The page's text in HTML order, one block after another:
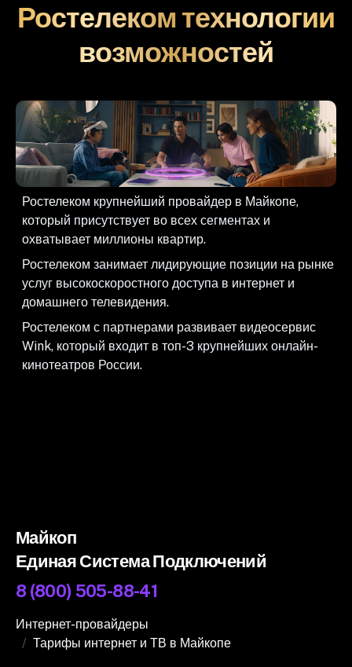
Ростелеком технологии
возможностей
Ростелеком крупнейший провайдер в Майкопе,
который присутствует во всех сегментах и
охватывает миллионы квартир.
Ростелеком занимает лидирующие позиции на рынке
услуг высокоскоростного доступа в интернет и
домашнего телевидения.
Ростелеком с партнерами развивает видеосервис
Wink, который входит в топ-3 крупнейших онлайн-
кинотеатров России.
Майкоп
Единая Система Подключений
8 (800) 505-88-41
Интернет-провайдеры
Тарифы интернет и ТВ в Майкопе